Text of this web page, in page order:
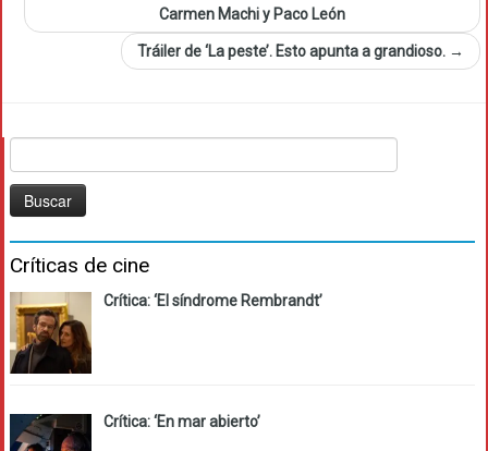
Carmen Machi y Paco León
Tráiler de ‘La peste’. Esto apunta a grandioso. →
Críticas de cine
Crítica: ‘El síndrome Rembrandt’
Crítica: ‘En mar abierto’